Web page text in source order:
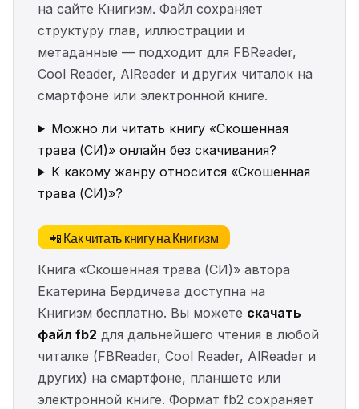
на сайте Книгизм. Файл сохраняет
структуру глав, иллюстрации и
метаданные — подходит для FBReader,
Cool Reader, AlReader и других читалок на
смартфоне или электронной книге.
Можно ли читать книгу «Скошенная
трава (СИ)» онлайн без скачивания?
К какому жанру относится «Скошенная
трава (СИ)»?
📲 Как читать книгу на Книгизм
Книга «Скошенная трава (СИ)» автора
Екатерина Бердичева доступна на
Книгизм бесплатно. Вы можете скачать
файл fb2 для дальнейшего чтения в любой
читалке (FBReader, Cool Reader, AlReader и
других) на смартфоне, планшете или
электронной книге. Формат fb2 сохраняет